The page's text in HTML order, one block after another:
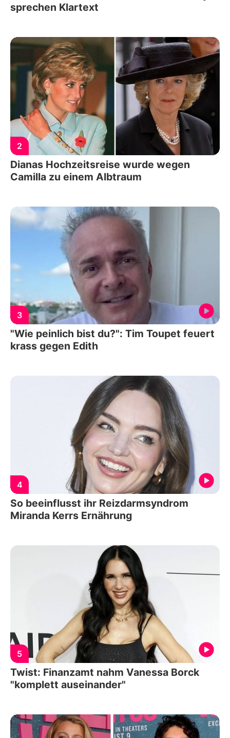
sprechen Klartext
2
Dianas Hochzeitsreise wurde wegen
Camilla zu einem Albtraum
3
"Wie peinlich bist du?": Tim Toupet feuert
krass gegen Edith
4
So beeinflusst ihr Reizdarmsyndrom
Miranda Kerrs Ernährung
5
Twist: Finanzamt nahm Vanessa Borck
"komplett auseinander"